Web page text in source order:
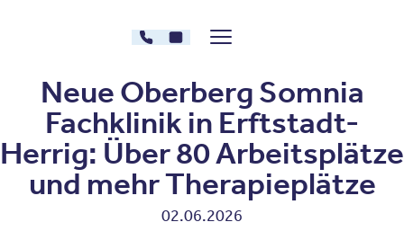
030 - 26478607
Kontakt
Menü zeigen/verstecken
Neue Oberberg Somnia
Fachklinik in Erftstadt-
Herrig: Über 80 Arbeitsplätze
und mehr Therapieplätze
02.06.2026